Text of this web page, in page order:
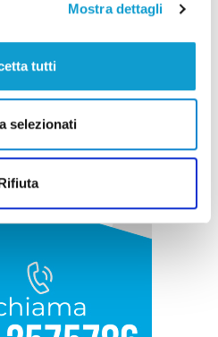
Mostra dettagli
tutti
selezionati